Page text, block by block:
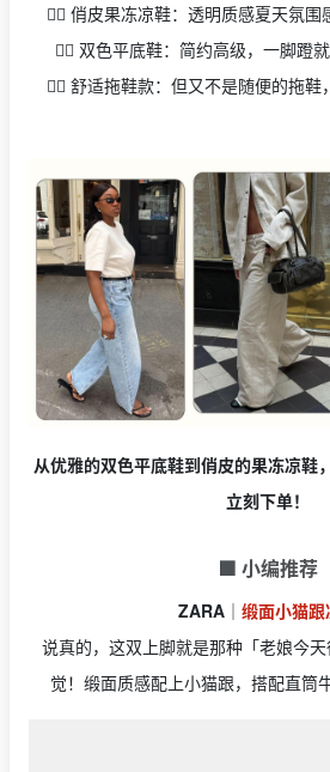
👉🏻 俏皮果冻凉鞋：透明质感夏天氛围
👉🏻 双色平底鞋：简约高级，一脚蹬
👉🏻 舒适拖鞋款：但又不是随便的拖鞋
从优雅的双色平底鞋到俏皮的果冻凉鞋
立刻下单！
🟩 小编推荐
ZARA｜ 缎面小猫跟
说真的，这双上脚就是那种「老娘今
觉！缎面质感配上小猫跟，搭配直筒